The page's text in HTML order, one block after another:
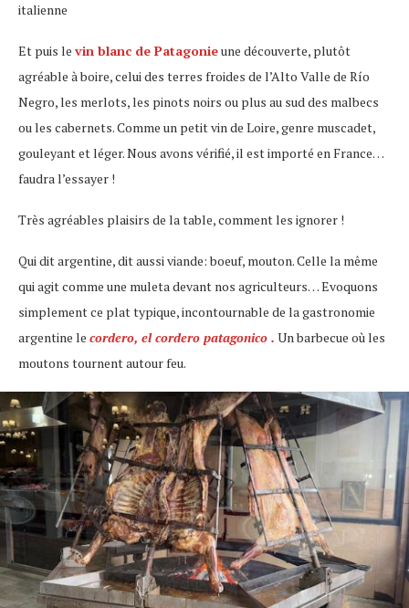
italienne
Et puis le vin blanc de Patagonieune découverte, plutôt
agréable à boire, celui des terres froides de l’Alto Valle de Río
Negro, les merlots, les pinots noirs ou plus au sud des malbecs
ou les cabernets. Comme un petit vin de Loire, genre muscadet,
gouleyant et léger. Nous avons vérifié, il est importé en France…
faudra l’essayer !
Très agréables plaisirs de la table, comment les ignorer !
Qui dit argentine, dit aussi viande: boeuf, mouton. Celle la même
qui agit comme une muleta devant nos agriculteurs… Evoquons
simplement ce plat typique, incontournable de la gastronomie
argentine le cordero, el cordero patagonico . Un barbecue où les
moutons tournent autour feu.